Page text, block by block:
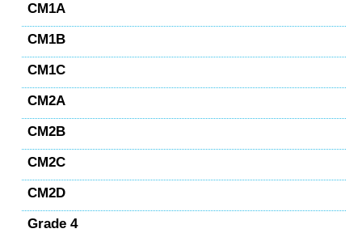
CM1A
CM1B
CM1C
CM2A
CM2B
CM2C
CM2D
Grade 4